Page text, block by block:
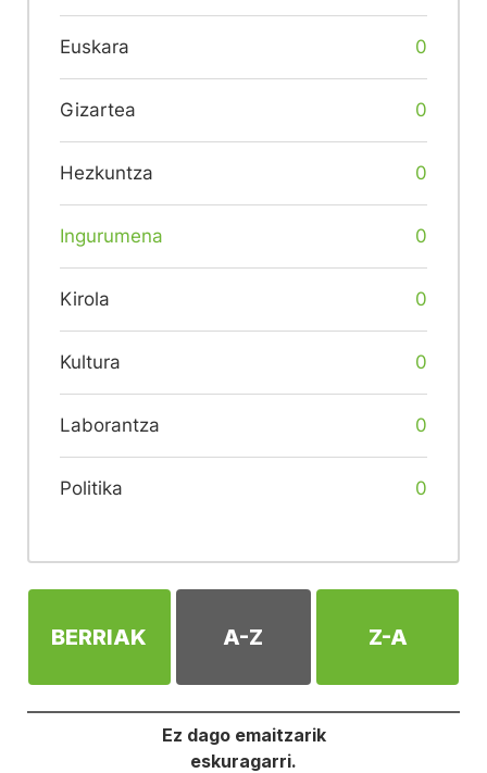
Euskara 0
Gizartea 0
Hezkuntza 0
Ingurumena 0
Kirola 0
Kultura 0
Laborantza 0
Politika 0
BERRIAK A-Z Z-A
Ez dago emaitzarik
eskuragarri.